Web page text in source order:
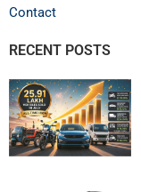
Contact
RECENT POSTS